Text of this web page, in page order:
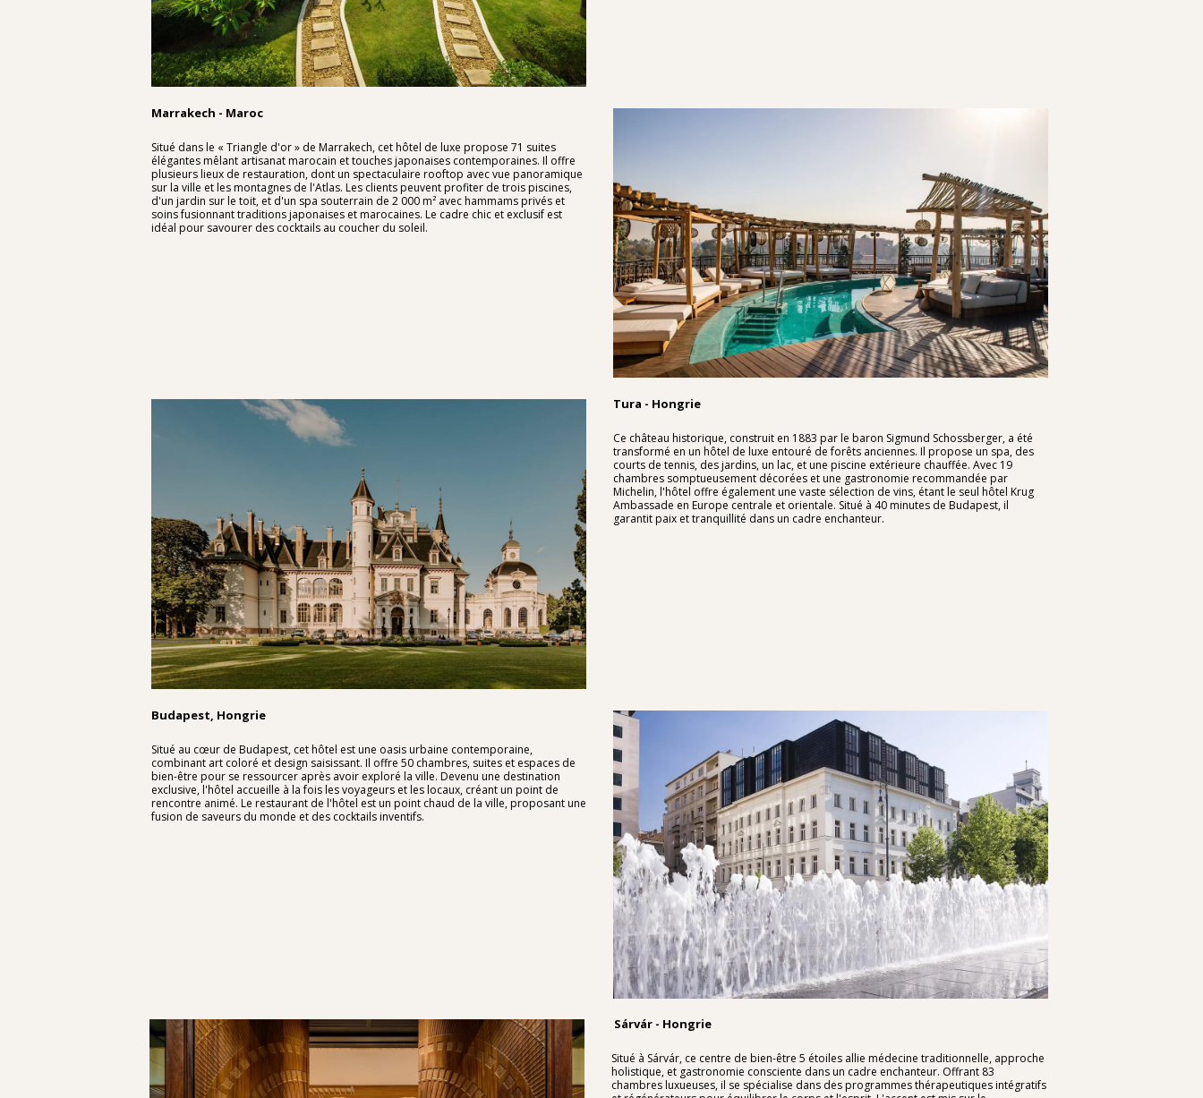
Marrakech - Maroc
Situé dans le « Triangle d'or » de Marrakech, cet hôtel de luxe propose 71 suites
élégantes mêlant artisanat marocain et touches japonaises contemporaines. Il offre
plusieurs lieux de restauration, dont un spectaculaire rooftop avec vue panoramique
sur la ville et les montagnes de l'Atlas. Les clients peuvent profiter de trois piscines,
d'un jardin sur le toit, et d'un spa souterrain de 2 000 m² avec hammams privés et
soins fusionnant traditions japonaises et marocaines. Le cadre chic et exclusif est
idéal pour savourer des cocktails au coucher du soleil.
Tura - Hongrie
Ce château historique, construit en 1883 par le baron Sigmund Schossberger, a été
transformé en un hôtel de luxe entouré de forêts anciennes. Il propose un spa, des
courts de tennis, des jardins, un lac, et une piscine extérieure chauffée. Avec 19
chambres somptueusement décorées et une gastronomie recommandée par
Michelin, l'hôtel offre également une vaste sélection de vins, étant le seul hôtel Krug
Ambassade en Europe centrale et orientale. Situé à 40 minutes de Budapest, il
garantit paix et tranquillité dans un cadre enchanteur.
Budapest, Hongrie
Situé au cœur de Budapest, cet hôtel est une oasis urbaine contemporaine,
combinant art coloré et design saisissant. Il offre 50 chambres, suites et espaces de
bien-être pour se ressourcer après avoir exploré la ville. Devenu une destination
exclusive, l'hôtel accueille à la fois les voyageurs et les locaux, créant un point de
rencontre animé. Le restaurant de l'hôtel est un point chaud de la ville, proposant une
fusion de saveurs du monde et des cocktails inventifs.
Sárvár - Hongrie
Situé à Sárvár, ce centre de bien-être 5 étoiles allie médecine traditionnelle, approche
holistique, et gastronomie consciente dans un cadre enchanteur. Offrant 83
chambres luxueuses, il se spécialise dans des programmes thérapeutiques intégratifs